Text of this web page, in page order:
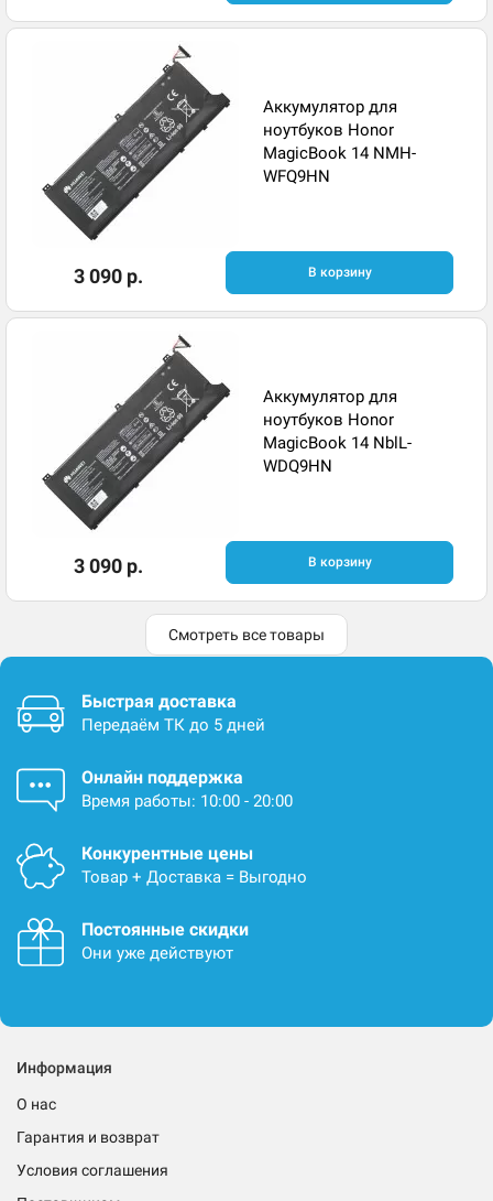
Аккумулятор для
ноутбуков Honor
MagicBook 14 NMH-
WFQ9HN
3 090 р. В корзину
Аккумулятор для
ноутбуков Honor
MagicBook 14 NblL-
WDQ9HN
3 090 р. В корзину
Смотреть все товары
Быстрая доставка
Передаём ТК до 5 дней
Онлайн поддержка
Время работы: 10:00 - 20:00
Конкурентные цены
Товар + Доставка = Выгодно
Постоянные скидки
Они уже действуют
Информация
О нас
Гарантия и возврат
Условия соглашения